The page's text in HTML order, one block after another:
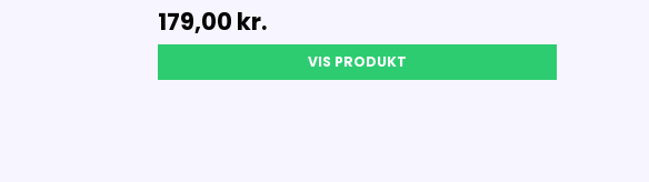
179,00 kr.
VIS PRODUKT